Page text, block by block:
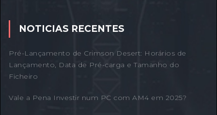
NOTICIAS RECENTES
Pré-Lançamento de Crimson Desert: Horários de
Lançamento, Data de Pré-carga e Tamanho do
Ficheiro
Vale a Pena Investir num PC com AM4 em 2025?